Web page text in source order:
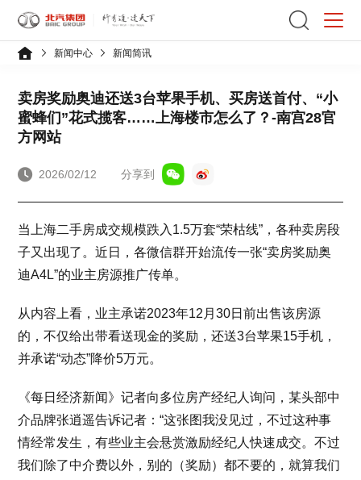
新闻中心 新闻简讯
卖房奖励奥迪还送3台苹果手机、买房送首付、“小
蜜蜂们”花式揽客……上海楼市怎么了？-南宫28官
方网站
2026/02/12 分享到
当上海二手房成交规模跌入1.5万套“荣枯线”，各种卖房段
子又出现了。近日，各微信群开始流传一张“卖房奖励奥
迪A4L”的业主房源推广传单。
从内容上看，业主承诺2023年12月30日前出售该房源
的，不仅给出带看送现金的奖励，还送3台苹果15手机，
并承诺“动态”降价5万元。
《每日经济新闻》记者向多位房产经纪人询问，某头部中
介品牌张逍遥告诉记者：“这张图我没见过，不过这种事
情经常发生，有些业主会悬赏激励经纪人快速成交。不过
我们除了中介费以外，别的（奖励）都不要的，就算我们